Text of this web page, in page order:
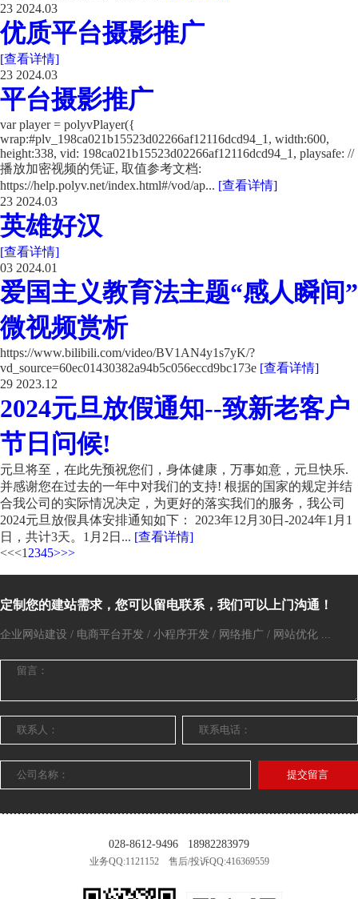
23 2024.03
优质平台摄影推广
[查看详情]
23 2024.03
平台摄影推广
var player = polyvPlayer({
wrap:#plv_198ca021b15523d02266af12116dcd94_1, width:600,
height:338, vid: 198ca021b15523d02266af12116dcd94_1, playsafe: //
播放加密视频的凭证, 取值参考文档:
https://help.polyv.net/index.html#/vod/ap... [查看详情]
23 2024.03
英雄好汉
[查看详情]
03 2024.01
爱国主义教育法主题“感人瞬间”
微视频赏析
https://www.bilibili.com/video/BV1AN4y1s7yK/?
vd_source=60ec01430382a94b5c056eccd9bc173e [查看详情]
29 2023.12
2024元旦放假通知--致新老客户
节日问候!
元旦将至，在此先预祝您们，身体健康，万事如意，元旦快乐.
并感谢您在过去的一年中对我们的支持! 根据的国家的规定并结
合我公司的实际情况决定，为更好的落实我们的服务，我公司
2024元旦放假具体安排通知如下： 2023年12月30日-2024年1月1
日，共计3天。1月2日... [查看详情]
<<<1 2345>>>
定制您的建站需求，您可以留电联系，我们可以上门沟通！
企业网站建设 / 电商平台开发 / 小程序开发 / 网络推广 / 网站优化 ...
提交留言
028-8612-9496 18982283979
业务QQ:1121152 售后/投诉QQ:416369559